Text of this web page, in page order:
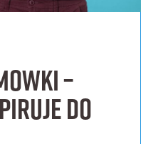
–
do